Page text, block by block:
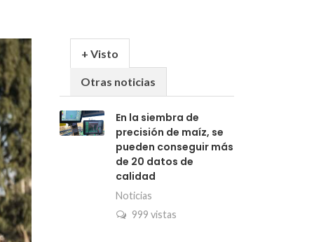
+ Visto
Otras noticias
En la siembra de
precisión de maíz, se
pueden conseguir más
de 20 datos de
calidad
Noticias
999 vistas